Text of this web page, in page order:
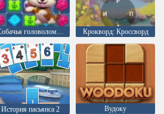
Собачья головоломка История Крокворд: Кроссворд
История пасьянса 2 Вудоку